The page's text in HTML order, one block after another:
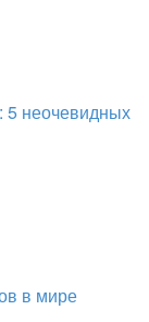
5 неочевидных
в мире